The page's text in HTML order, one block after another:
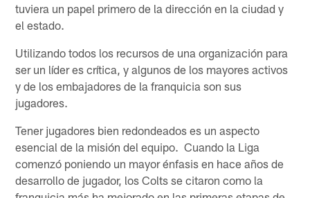
tuviera un papel primero de la dirección en la ciudad y
el estado.
Utilizando todos los recursos de una organización para
ser un líder es crítica, y algunos de los mayores activos
y de los embajadores de la franquicia son sus
jugadores.
Tener jugadores bien redondeados es un aspecto
esencial de la misión del equipo. Cuando la Liga
comenzó poniendo un mayor énfasis en hace años de
desarrollo de jugador, los Colts se citaron como la